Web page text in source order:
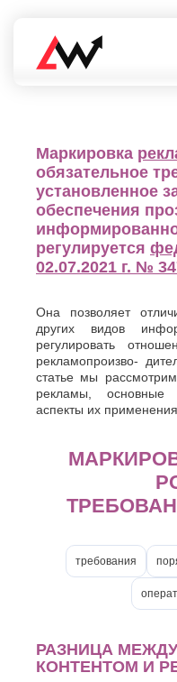
Выберите
город
Алушта
Альметьевск
Анапа
Арзамас
Армавир
Архангельск
Астрахань
Балаково
Балашиха
Батайск
Бахчисарай
Белгород
Брянск
Великий
Владимир
Волгоград
Вологда
Воронеж
Нижневартовск
Нижнекамск
Новгород
Нижний
Тагил
Новокуйбышевск
Новомосковск
Новочеркасск
Новошахтинск
Новый
Уренгой
Ноябрьск
О
Одинцово
Омск
Орел
Орехово-
Зуево
Первоуральск
Пермь
Маркировка
обязательное
установленное
обеспечения
регулируется
02.07.2021 г. №
Она позволяет
других видов
регулировать
рекламопроизво-
статье мы
рекламы, основные
аспекты их применения.
требования
РАЗНИЦА
КОНТЕНТОМ И